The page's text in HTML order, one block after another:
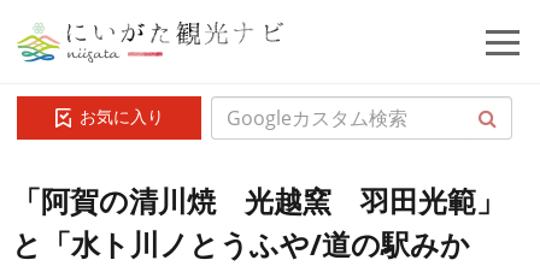
お気に入り
「阿賀の清川焼 光越窯 羽田光範」
と「水ト川ノとうふや/道の駅みか